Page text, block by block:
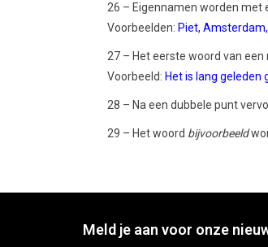
26 – Eigennamen worden met
Voorbeelden: Piet,
27 – Het eerste woord van
Voorbeeld: Het is lang geleden
28 – Na een dubbele punt
29 – Het woord bijvoorbeeld
Meld je aan voor onze